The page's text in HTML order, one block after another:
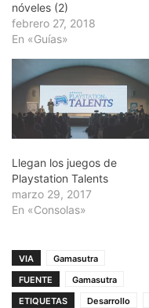
nóveles (2)
febrero 27, 2018
En «Guías»
Llegan los juegos de
Playstation Talents
marzo 29, 2017
En «Consolas»
VIA
Gamasutra
FUENTE
Gamasutra
ETIQUETAS
Desarrollo